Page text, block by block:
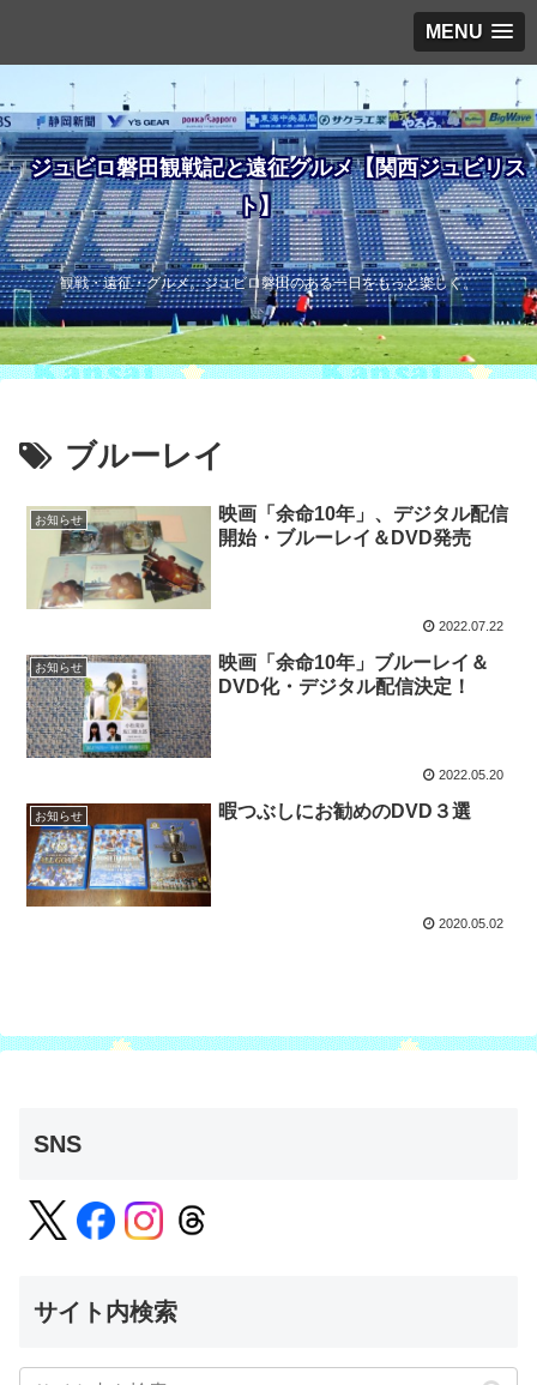
MENU
ジュビロ磐田観戦記と遠征グルメ【関西ジュビリス
ト】
観戦・遠征・グルメ。ジュビロ磐田のある一日をもっと楽しく。
ブルーレイ
お知らせ
映画「余命10年」、デジタル配信
開始・ブルーレイ＆DVD発売
2022.07.22
お知らせ
映画「余命10年」ブルーレイ＆
DVD化・デジタル配信決定！
2022.05.20
お知らせ 暇つぶしにお勧めのDVD３選
2020.05.02
SNS
サイト内検索